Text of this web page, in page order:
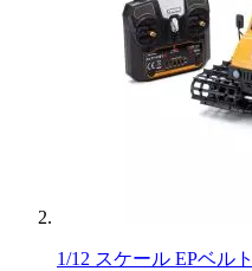
1/12 スケール EPベル